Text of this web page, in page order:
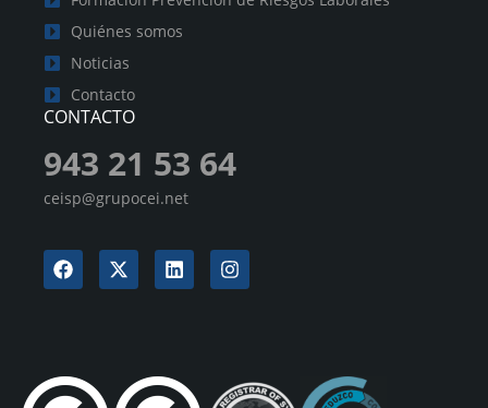
Quiénes somos
Noticias
Contacto
CONTACTO
943 21 53 64
ceisp@grupocei.net